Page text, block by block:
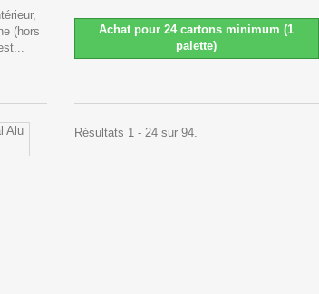
(hors
Mosaïque
Achat pour 24 cartons minimum (1
palette)
Résultats 1 - 24 sur 94.